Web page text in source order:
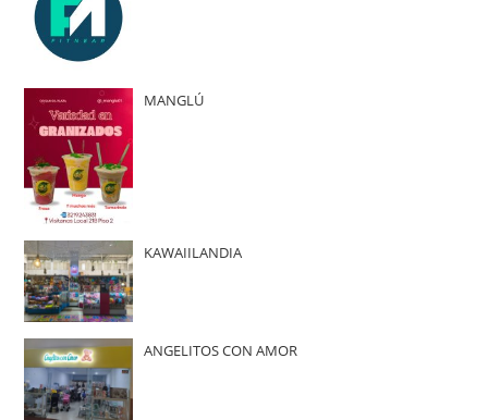
MANGLÚ
KAWAIILANDIA
ANGELITOS CON AMOR